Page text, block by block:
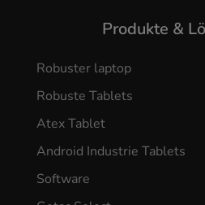
Produkte &
Robuster laptop
Robuste Tablets
Atex Tablet
Android Industrie Tablets
Software